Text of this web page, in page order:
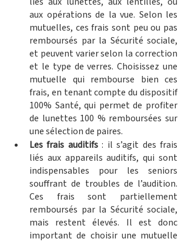
aux opérations de la vue. Selon les
mutuelles, ces frais sont peu ou pas
remboursés par la Sécurité sociale,
et peuvent varier selon la correction
et le type de verres. Choisissez une
mutuelle qui rembourse bien ces
frais, en tenant compte du dispositif
100% Santé, qui permet de profiter
de lunettes 100 % remboursées sur
une sélection de paires.
Les frais auditifs : il s’agit des frais
liés aux appareils auditifs, qui sont
indispensables pour les seniors
souffrant de troubles de l’audition.
Ces frais sont partiellement
remboursés par la Sécurité sociale,
mais restent élevés. Il est donc
important de choisir une mutuelle